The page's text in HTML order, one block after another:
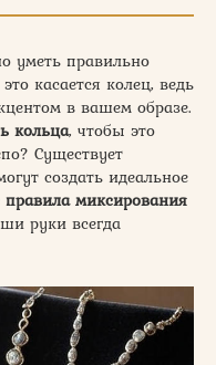
уметь правильно
касается колец, ведь
в вашем образе.
кольца, чтобы это
Существует
создать идеальное
правила миксирования
руки всегда